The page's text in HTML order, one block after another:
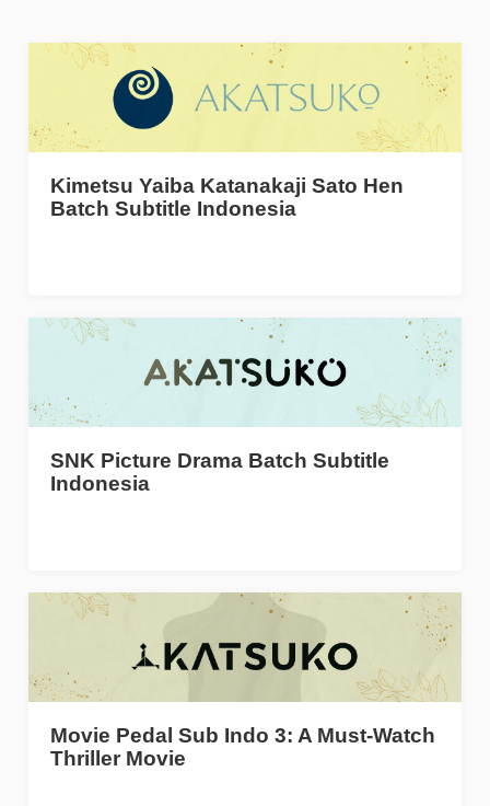
Kimetsu Yaiba Katanakaji Sato Hen
Batch Subtitle Indonesia
SNK Picture Drama Batch Subtitle
Indonesia
Movie Pedal Sub Indo 3: A Must-Watch
Thriller Movie